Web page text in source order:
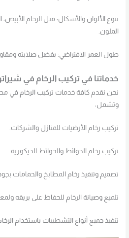
تنوع الألوان والأشكال: مثل الرخام الأبيض،
الملون.
طول العمر الافتراضي: بفضل صلابته
خدماتنا في تركيب الرخام في
نحن نقدم كافة خدمات تركيب الرخام في
وتشمل:
تركيب رخام الأرضيات للمنازل والشركات.
تركيب رخام الحوائط والحوائط الديكورية.
تصميم وتنفيذ رخام المطابخ والحمامات
تلميع وصيانة الرخام للحفاظ على بريقه
تنفيذ جميع أنواع التشطيبات باستخدام